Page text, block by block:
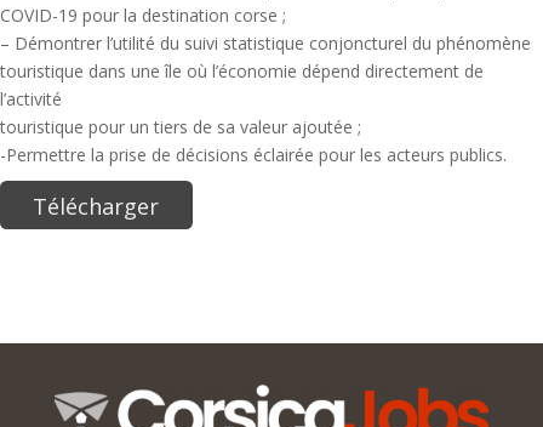
COVID-19 pour la destination corse ;
– Démontrer l’utilité du suivi statistique conjoncturel du phénomène
touristique dans une île où l’économie dépend directement de
l’activité
touristique pour un tiers de sa valeur ajoutée ;
-Permettre la prise de décisions éclairée pour les acteurs publics.
Télécharger